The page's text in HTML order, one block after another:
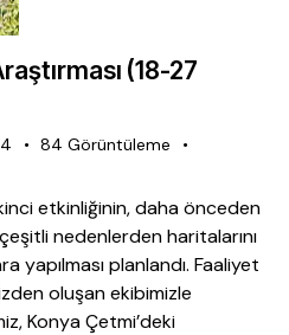
(18-27
84 Görüntüleme
etkinliğinin, daha önceden
nedenlerden haritalarını
yapılması planlandı. Faaliyet
oluşan ekibimizle
Konya Çetmi’deki